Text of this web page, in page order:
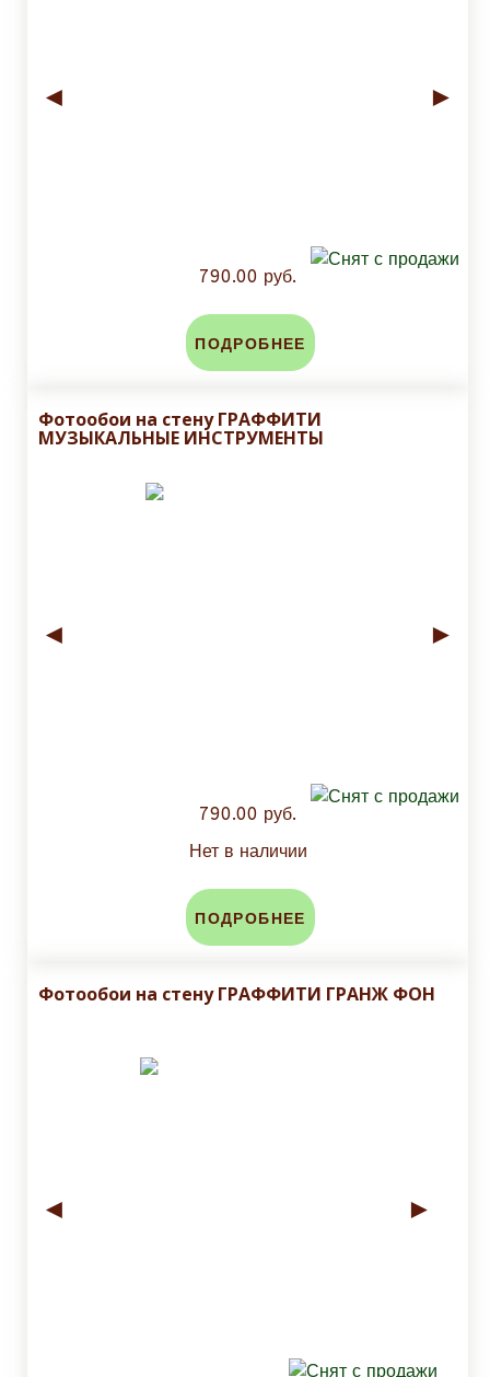
◄ ►
790.00 руб.
ПОДРОБНЕЕ
Фотообои на стену ГРАФФИТИ
МУЗЫКАЛЬНЫЕ ИНСТРУМЕНТЫ
◄ ►
790.00 руб.
Нет в наличии
ПОДРОБНЕЕ
Фотообои на стену ГРАФФИТИ ГРАНЖ ФОН
◄ ►